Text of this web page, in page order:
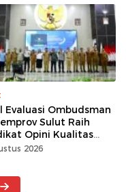
Evaluasi Ombudsman
Sulut Raih
Opini Kualitas
Tanpa
2026